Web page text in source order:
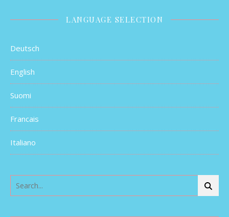
LANGUAGE SELECTION
Deutsch
English
Suomi
Francais
Italiano